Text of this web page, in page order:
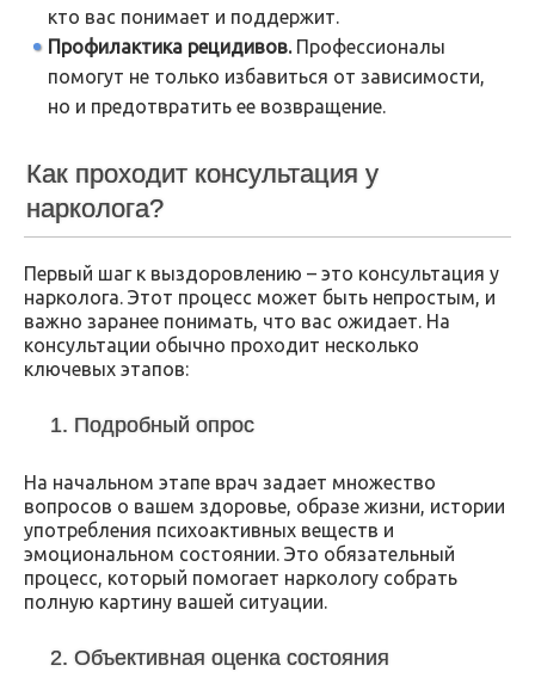
кто вас понимает и поддержит.
Профилактика рецидивов.Профессионалы
помогут не только избавиться от зависимости,
но и предотвратить ее возвращение.
Как проходит консультация у
нарколога?
Первый шаг к выздоровлению – это консультация у
нарколога. Этот процесс может быть непростым, и
важно заранее понимать, что вас ожидает. На
консультации обычно проходит несколько
ключевых этапов:
1. Подробный опрос
На начальном этапе врач задает множество
вопросов о вашем здоровье, образе жизни, истории
употребления психоактивных веществ и
эмоциональном состоянии. Это обязательный
процесс, который помогает наркологу собрать
полную картину вашей ситуации.
2. Объективная оценка состояния